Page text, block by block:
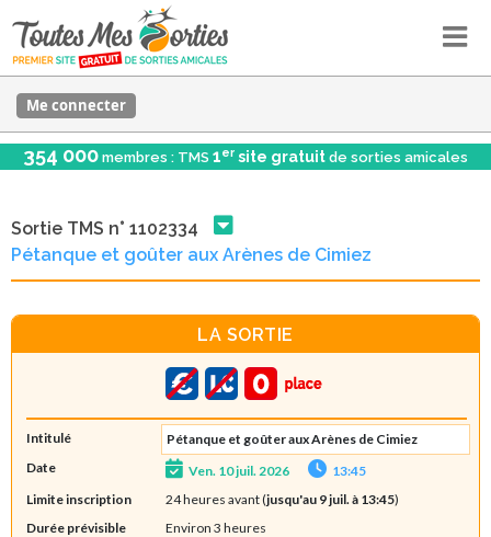
Me connecter
354 000 membres : TMS 1er site gratuit de sorties amicales
Sortie TMS n° 1102334
Pétanque et goûter aux Arènes de Cimiez
LA SORTIE
Intitulé
Pétanque et goûter aux Arènes de Cimiez
Date
Ven. 10 juil. 2026
13:45
Limite inscription
24 heures avant (jusqu'au 9 juil. à 13:45)
Durée prévisible
Environ 3 heures